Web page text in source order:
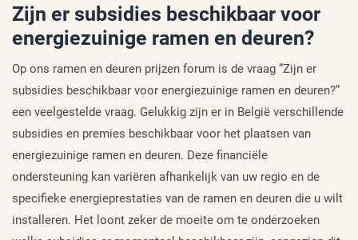
Zijn er subsidies beschikbaar voor
energiezuinige ramen en deuren?
Op ons ramen en deuren prijzen forum is de vraag “Zijn er
subsidies beschikbaar voor energiezuinige ramen en deuren?”
een veelgestelde vraag. Gelukkig zijn er in België verschillende
subsidies en premies beschikbaar voor het plaatsen van
energiezuinige ramen en deuren. Deze financiële
ondersteuning kan variëren afhankelijk van uw regio en de
specifieke energieprestaties van de ramen en deuren die u wilt
installeren. Het loont zeker de moeite om te onderzoeken